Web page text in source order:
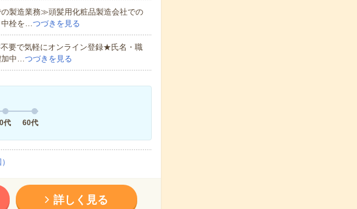
製造業務≫頭髪用化粧品製造会社での
中栓を…つづきを見る
要で気軽にオンライン登録★氏名・職
加中…つづきを見る
代 60代
詳しく見る